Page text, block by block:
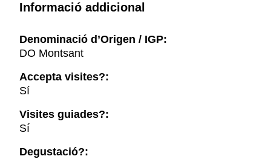
Informació addicional
Denominació d’Origen / IGP:
DO Montsant
Accepta visites?:
Sí
Visites guiades?:
Sí
Degustació?: